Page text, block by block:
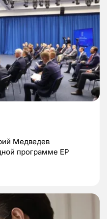
Медведев
программе ЕР